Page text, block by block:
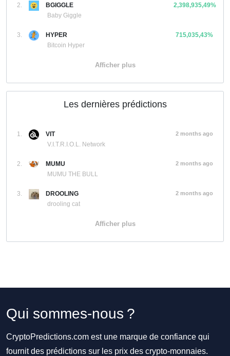
2.
BGIGGLE
Baby Giggle
2,398,935,49%
3.
HYPER
Bitcoin Hyper
715,035,43%
Afficher plus
Les dernières prédictions
1.
VIT
V.I.T.R.I.O.L. Network
2 months ago
2.
MUMU
MUMU THE BULL
2 months ago
3.
DROOLING
drooling cat
2 months ago
Afficher plus
Qui sommes-nous ?
CryptoPredictions.com est une marque de confiance qui
fournit des prédictions sur les prix des crypto-monnaies.